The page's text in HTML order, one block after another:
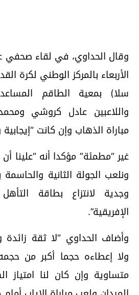
وقال الحداوي، في لقاء صحفي
الأربعاء بالمركز الوطني لكرة
سلا) بمعية الطاقم
واللاعبين عادل كروشي
مباراة الذهاب وإن كانت
غير “مطمئة” مؤكدا أنه “علينا
ونلعب الجولة الثانية
وجدية لانتزاع بطاقة
الإفريقية”.
وأضاف الحداوي “لا ثقة زائدة
ولا إعطاءه حجما أكبر من
متساوية وإن كان لنا امتياز